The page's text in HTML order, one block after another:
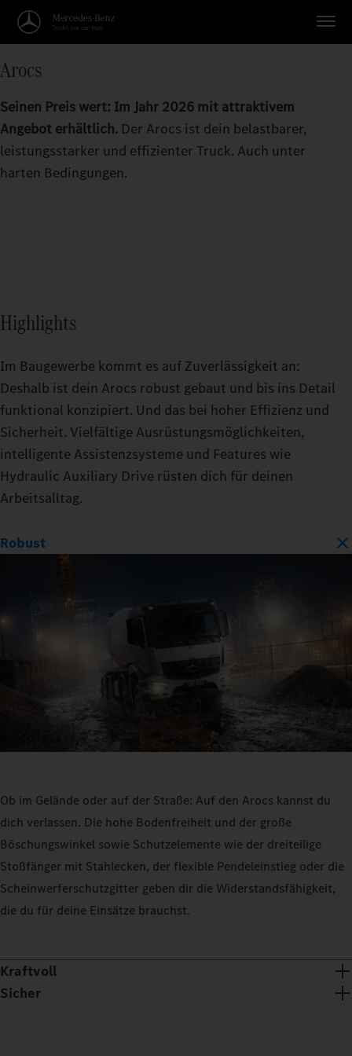
Arocs
Seinen Preis wert: Im Jahr 2026 mit attraktivem
Angebot erhältlich. Der Arocs ist dein belastbarer,
leistungsstarker und effizienter Truck. Auch unter
harten Bedingungen.
Highlights
Im Baugewerbe kommt es auf Zuverlässigkeit an:
Deshalb ist dein Arocs robust gebaut und bis ins Detail
funktional konzipiert. Und das bei hoher Effizienz und
Sicherheit. Vielfältige Ausrüstungsmöglichkeiten,
intelligente Assistenzsysteme und Features wie
Hydraulic Auxiliary Drive rüsten dich für deinen
Arbeitsalltag.
Robust
Ob im Gelände oder auf der Straße: Auf den Arocs kannst du
dich verlassen. Die hohe Bodenfreiheit und der große
Böschungswinkel sowie Schutzelemente wie der dreiteilige
Stoßfänger mit Stahlecken, der flexible Pendeleinstieg oder die
Scheinwerferschutzgitter geben dir die Widerstandsfähigkeit,
die du für deine Einsätze brauchst.
Kraftvoll
Sicher